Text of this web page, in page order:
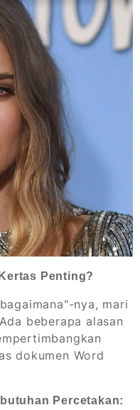
Penting?
nya, mari
beberapa alasan
dokumen Word
Percetakan: